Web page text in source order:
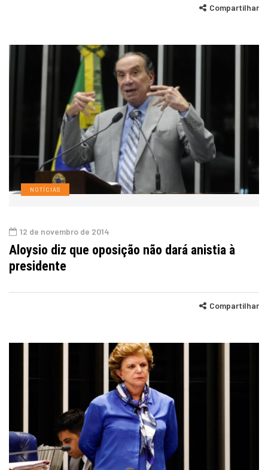
Compartilhar
NOTÍCIAS
12 de novembro de 2014
Aloysio diz que oposição não dará anistia à
presidente
Compartilhar